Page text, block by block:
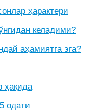
ҳарактери
аҳамиятга эга?
ҳақида